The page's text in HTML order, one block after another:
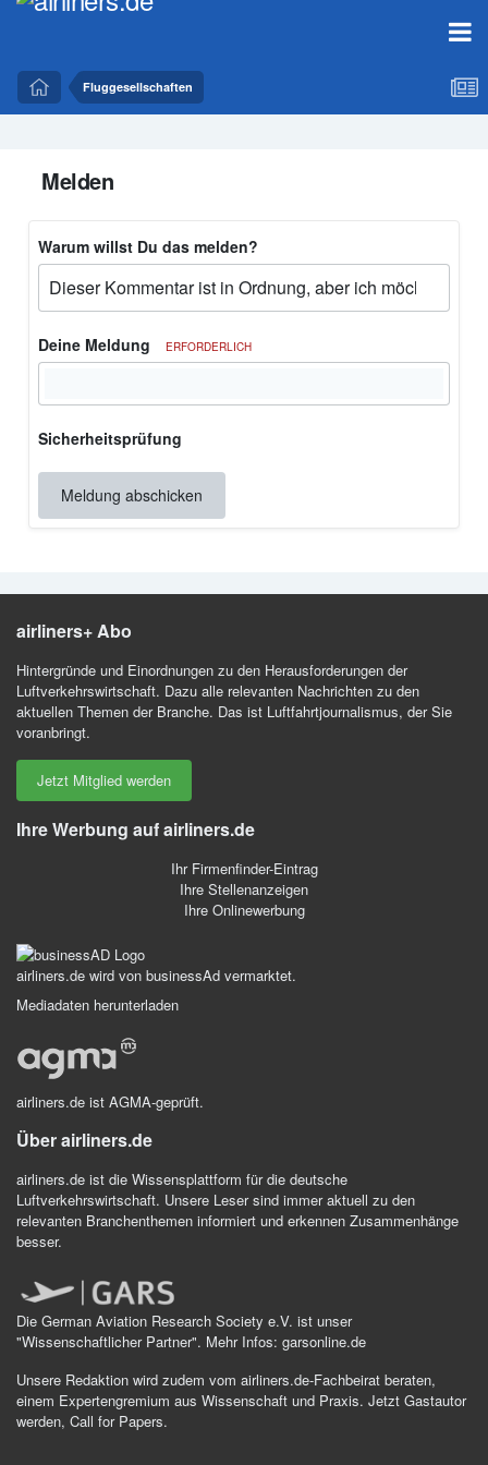
Fluggesellschaften
Melden
Warum willst Du das melden?
Deine Meldung ERFORDERLICH
Sicherheitsprüfung
Meldung abschicken
airliners+ Abo
Hintergründe und Einordnungen zu den Herausforderungen der
Luftverkehrswirtschaft. Dazu alle relevanten Nachrichten zu den
aktuellen Themen der Branche. Das ist Luftfahrtjournalismus, der Sie
voranbringt.
Jetzt Mitglied werden
Ihre Werbung auf airliners.de
Ihr Firmenfinder-Eintrag
Ihre Stellenanzeigen
Ihre Onlinewerbung
airliners.de wird von businessAd vermarktet.
Mediadaten herunterladen
airliners.de ist AGMA-geprüft.
Über airliners.de
airliners.de ist die Wissensplattform für die deutsche
Luftverkehrswirtschaft. Unsere Leser sind immer aktuell zu den
relevanten Branchenthemen informiert und erkennen Zusammenhänge
besser.
Die German Aviation Research Society e.V. ist unser
"Wissenschaftlicher Partner". Mehr Infos: garsonline.de
Unsere Redaktion wird zudem vom airliners.de-Fachbeirat beraten,
einem Expertengremium aus Wissenschaft und Praxis. Jetzt Gastautor
werden, Call for Papers.